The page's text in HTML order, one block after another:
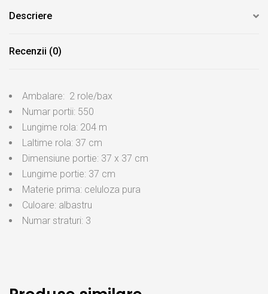
Descriere
Recenzii (0)
Ambalare: 2 role/bax
Numar portii: 550
Lungime rola: 204 m
Laltime rola: 37 cm
Dimensiune portie: 37 x 37 cm
Lungime portie: 37 cm
Materie prima: celuloza pura
Culoare: albastru
Numar straturi: 3